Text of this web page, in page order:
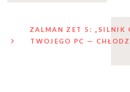
ZALMAN ZET 5: „SILNIK
TWOJEGO PC —